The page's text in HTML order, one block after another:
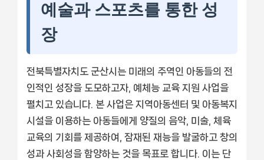
예술과 스포츠를 통한 성
장
전북특별자치도 군산시는 미래의 주역인 아동들의 전
인적인 성장을 도모하고자, 예체능 교육 지원 사업을
펼치고 있습니다. 본 사업은 지역아동센터 및 아동복지
시설을 이용하는 아동들에게 양질의 음악, 미술, 체육
교육의 기회를 제공하여, 잠재된 재능을 발굴하고 창의
성과 사회성을 함양하는 것을 목표로 합니다. 이는 단